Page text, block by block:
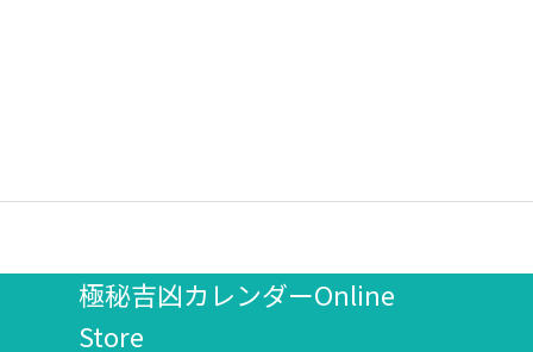
極秘吉凶カレンダーOnline
Store